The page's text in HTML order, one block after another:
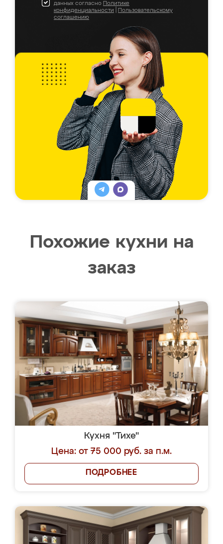
данных согласно Политике
конфиденциальности
Пользовательскому
соглашению
Похожие кухни на
заказ
Кухня "Тихе"
Цена: от 75 000 руб. за п.м.
ПОДРОБНЕЕ